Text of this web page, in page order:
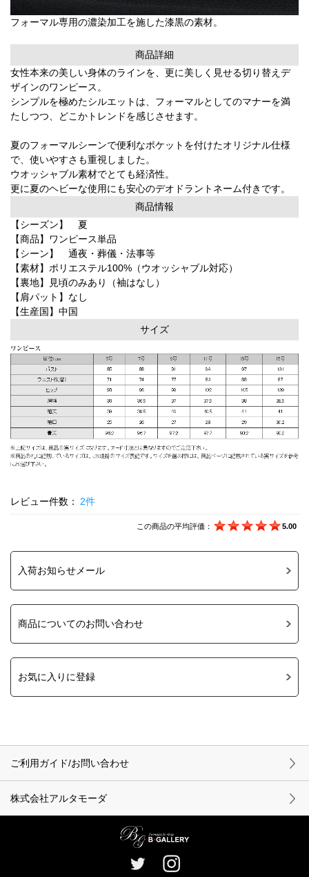
フォーマル専用の濃染加工を施した漆黒の素材。
商品詳細
女性本来の美しい身体のラインを、更に美しく見せる切り替えデ
ザインのワンピース。
シンプルを極めたシルエットは、フォーマルとしてのマナーを満
たしつつ、どこかトレンドを感じさせます。
夏のフォーマルシーンで便利なポケットを付けたオリジナル仕様
で、使いやすさも重視しました。
ウオッシャブル素材でとても経済性。
更に夏のヘビーな使用にも安心のデオドラントネーム付きです。
商品情報
【シーズン】 夏
【商品】ワンピース単品
【シーン】 通夜・葬儀・法事等
【素材】ポリエステル100%（ウオッシャブル対応）
【裏地】見頃のみあり（袖はなし）
【肩パット】なし
【生産国】中国
サイズ
レビュー件数： 2件
この商品の平均評価： 5.00
入荷お知らせメール
商品についてのお問い合わせ
お気に入りに登録
ご利用ガイド/お問い合わせ
株式会社アルタモーダ